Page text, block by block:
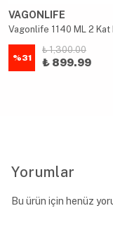
VAGONLIFE
%31
₺ 1,300.00
₺ 899.99
Yorumlar
Bu ürün için henüz